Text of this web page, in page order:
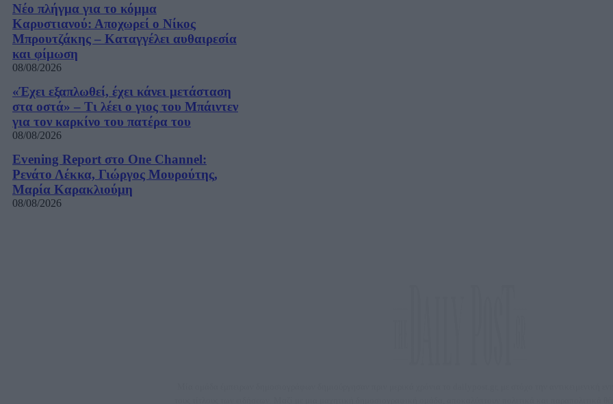
Νέο πλήγμα για το κόμμα
Καρυστιανού: Αποχωρεί ο Νίκος
Μπρουτζάκης – Καταγγέλει αυθαιρεσία
και φίμωση
08/08/2026
«Έχει εξαπλωθεί, έχει κάνει μετάσταση
στα οστά» – Τι λέει ο γιος του Μπάιντεν
για τον καρκίνο του πατέρα του
08/08/2026
Evening Report στο One Channel:
Ρενάτο Λέκκα, Γιώργος Μουρούτης,
Μαρία Καρακλιούμη
08/08/2026